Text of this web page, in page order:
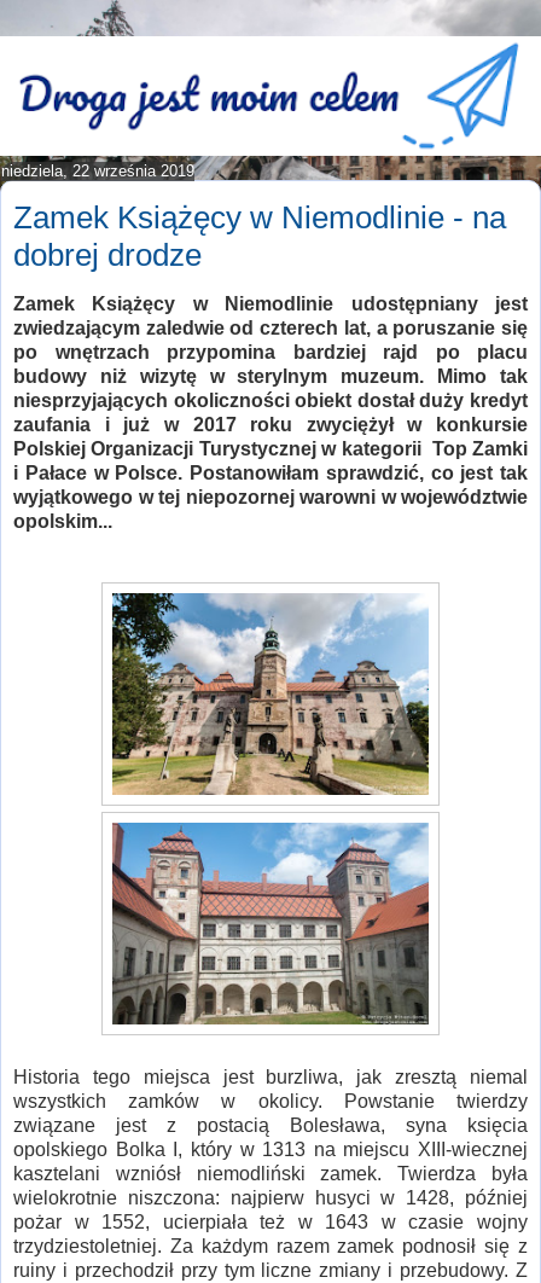
niedziela, 22 września 2019
Zamek Książęcy w Niemodlinie - na
dobrej drodze
Zamek Książęcy w Niemodlinie udostępniany jest
zwiedzającym zaledwie od czterech lat, a poruszanie się
po wnętrzach przypomina bardziej rajd po placu
budowy niż wizytę w sterylnym muzeum. Mimo tak
niesprzyjających okoliczności obiekt dostał duży kredyt
zaufania i już w 2017 roku zwyciężył w konkursie
Polskiej Organizacji Turystycznej w kategorii Top Zamki
i Pałace w Polsce. Postanowiłam sprawdzić, co jest tak
wyjątkowego w tej niepozornej warowni w województwie
opolskim...
Historia tego miejsca jest burzliwa, jak zresztą niemal
wszystkich zamków w okolicy. Powstanie twierdzy
związane jest z postacią Bolesława, syna księcia
opolskiego Bolka I, który w 1313 na miejscu XIII-wiecznej
kasztelani wzniósł niemodliński zamek. Twierdza była
wielokrotnie niszczona: najpierw husyci w 1428, później
pożar w 1552, ucierpiała też w 1643 w czasie wojny
trzydziestoletniej. Za każdym razem zamek podnosił się z
ruiny i przechodził przy tym liczne zmiany i przebudowy. Z